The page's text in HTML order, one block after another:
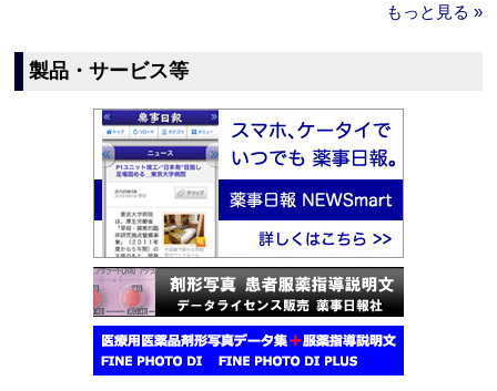
もっと見る »
製品・サービス等